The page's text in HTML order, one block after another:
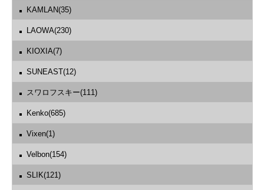
KAMLAN(35)
LAOWA(230)
KIOXIA(7)
SUNEAST(12)
スワロフスキー(111)
Kenko(685)
Vixen(1)
Velbon(154)
SLIK(121)